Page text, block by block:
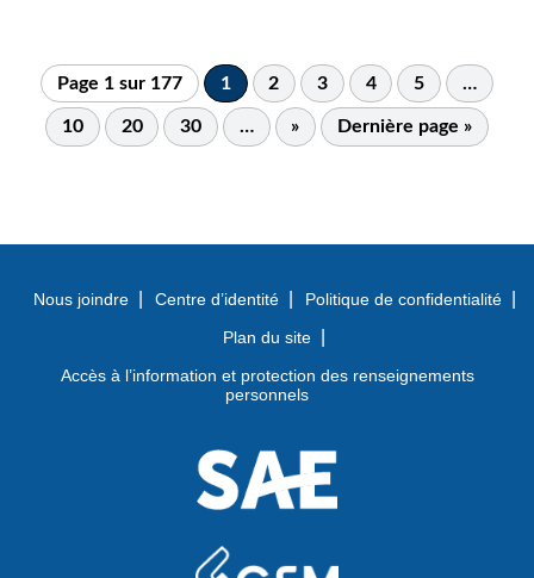
Page 1 sur 177 1 2 3 4 5 …
10 20 30 … » Dernière page »
Nous joindre Centre d’identité
Politique de confidentialité
Plan du site
Accès à l’information et protection des renseignements
personnels